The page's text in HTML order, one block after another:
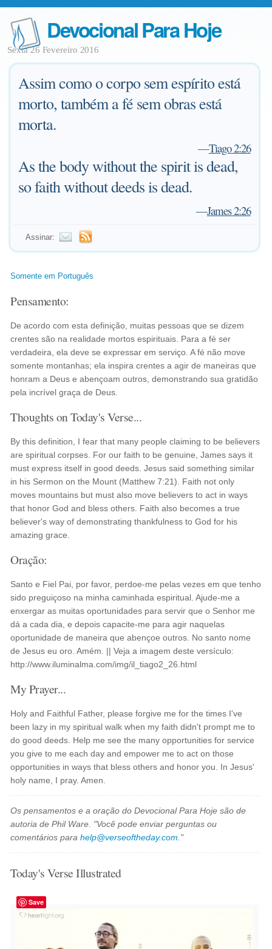
Devocional Para Hoje
Sexta 26 Fevereiro 2016
Assim como o corpo sem espírito está
morto, também a fé sem obras está
morta.
—Tiago 2:26
As the body without the spirit is dead,
so faith without deeds is dead.
—James 2:26
Assinar:
Somente em Português
Pensamento:
De acordo com esta definição, muitas pessoas que se dizem
crentes são na realidade mortos espirituais. Para a fé ser
verdadeira, ela deve se expressar em serviço. A fé não move
somente montanhas; ela inspira crentes a agir de maneiras que
honram a Deus e abençoam outros, demonstrando sua gratidão
pela incrível graça de Deus.
Thoughts on Today's Verse...
By this definition, I fear that many people claiming to be believers
are spiritual corpses. For our faith to be genuine, James says it
must express itself in good deeds. Jesus said something similar
in his Sermon on the Mount (Matthew 7:21). Faith not only
moves mountains but must also move believers to act in ways
that honor God and bless others. Faith also becomes a true
believer's way of demonstrating thankfulness to God for his
amazing grace.
Oração:
Santo e Fiel Pai, por favor, perdoe-me pelas vezes em que tenho
sido preguiçoso na minha caminhada espiritual. Ajude-me a
enxergar as muitas oportunidades para servir que o Senhor me
dá a cada dia, e depois capacite-me para agir naquelas
oportunidade de maneira que abençoe outros. No santo nome
de Jesus eu oro. Amém. || Veja a imagem deste versículo:
http://www.iluminalma.com/img/il_tiago2_26.html
My Prayer...
Holy and Faithful Father, please forgive me for the times I've
been lazy in my spiritual walk when my faith didn't prompt me to
do good deeds. Help me see the many opportunities for service
you give to me each day and empower me to act on those
opportunities in ways that bless others and honor you. In Jesus'
holy name, I pray. Amen.
Os pensamentos e a oração do Devocional Para Hoje são de
autoria de Phil Ware. "Você pode enviar perguntas ou
comentários parahelp@verseoftheday.com ."
Today's Verse Illustrated
Save